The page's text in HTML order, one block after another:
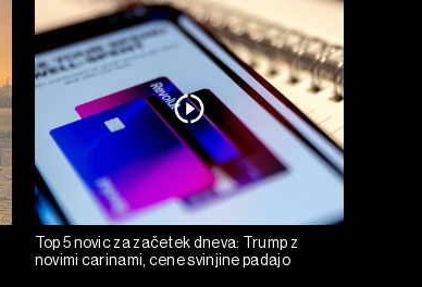
Top 5 novic za začetek dneva: Trump z
novimi carinami, cene svinjine padajo